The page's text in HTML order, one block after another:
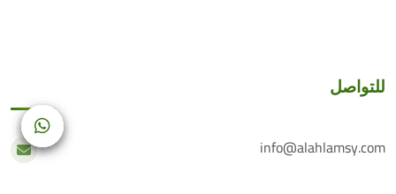
للتواصل
info@alahlamsy.com